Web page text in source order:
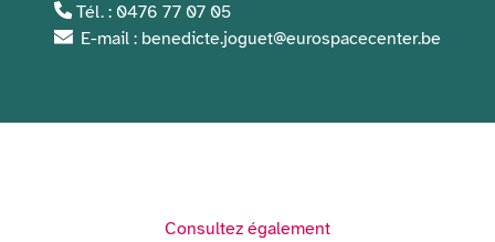
Tél. : 0476 77 07 05
E-mail : benedicte.joguet@eurospacecenter.be
Consultez également